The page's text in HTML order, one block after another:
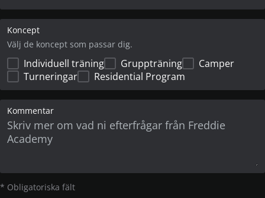
Koncept
Välj de koncept som passar dig.
Individuell träning Gruppträning
Camper
Turneringar
Residential Program
Kommentar
* Obligatoriska fält